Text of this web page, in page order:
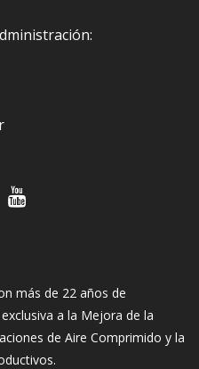
más de 22 años de
a la Mejora de la
de Aire Comprimido y la